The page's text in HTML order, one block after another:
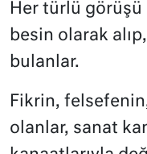
Her türlü
besin olarak
bulanlar.
Fikrin,
olanlar, sanat